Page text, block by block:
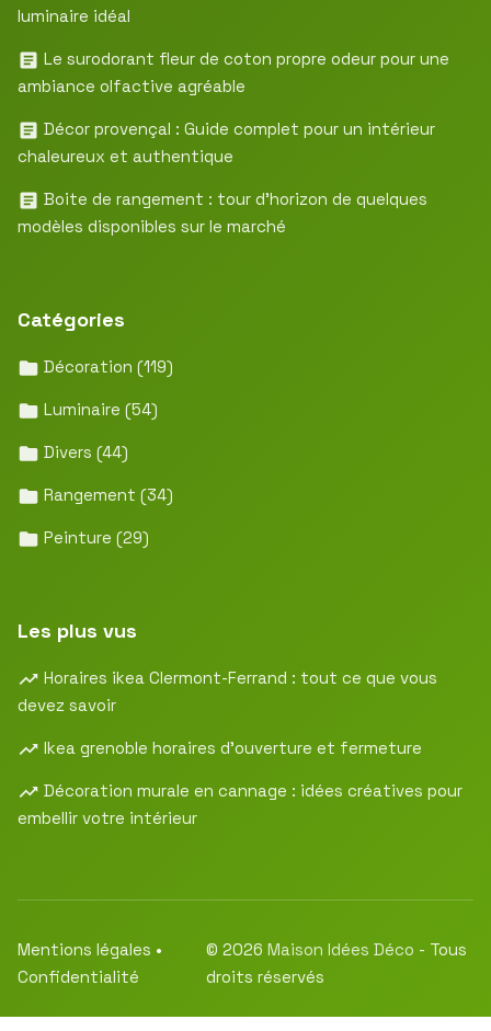
luminaire idéal
Le surodorant fleur de coton propre odeur pour une
ambiance olfactive agréable
Décor provençal : Guide complet pour un intérieur
chaleureux et authentique
Boite de rangement : tour d’horizon de quelques
modèles disponibles sur le marché
Catégories
Décoration (119)
Luminaire (54)
Divers (44)
Rangement (34)
Peinture (29)
Les plus vus
Horaires ikea Clermont-Ferrand : tout ce que vous
devez savoir
Ikea grenoble horaires d’ouverture et fermeture
Décoration murale en cannage : idées créatives pour
embellir votre intérieur
Mentions légales •
Confidentialité
© 2026Maison Idées Déco - Tous
droits réservés